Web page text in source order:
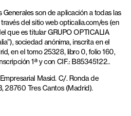
Generales son de aplicación a todas las
del sitio web opticalia.com/es (en
que es titular GRUPO OPTICALIA
sociedad anónima, inscrita en el
en el tomo 25328, libro 0, folio 160,
1ª y con CIF.: B85345122..
Masid. C/. Ronda de
28760 Tres Cantos (Madrid).